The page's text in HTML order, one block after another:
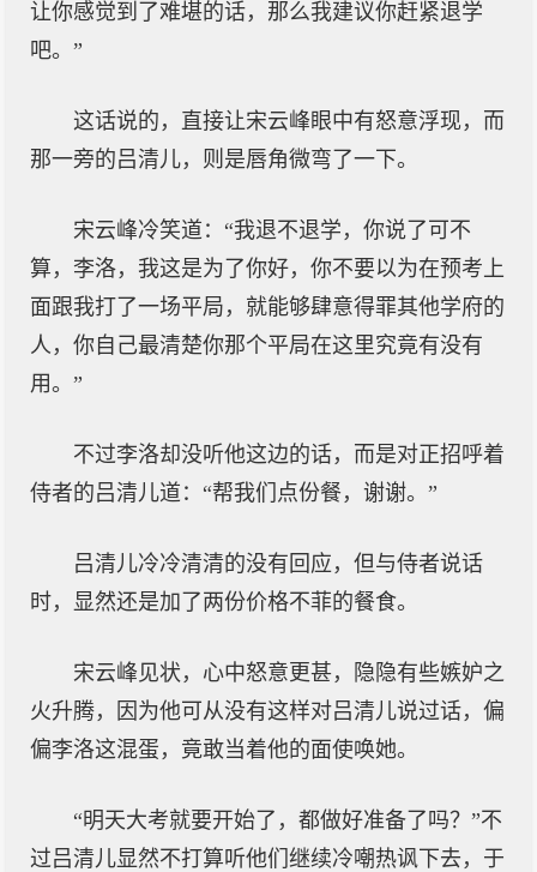
让你感觉到了难堪的话，那么我建议你赶紧退学
吧。”
这话说的，直接让宋云峰眼中有怒意浮现，而
那一旁的吕清儿，则是唇角微弯了一下。
宋云峰冷笑道：“我退不退学，你说了可不
算，李洛，我这是为了你好，你不要以为在预考上
面跟我打了一场平局，就能够肆意得罪其他学府的
人，你自己最清楚你那个平局在这里究竟有没有
用。”
不过李洛却没听他这边的话，而是对正招呼着
侍者的吕清儿道：“帮我们点份餐，谢谢。”
吕清儿冷冷清清的没有回应，但与侍者说话
时，显然还是加了两份价格不菲的餐食。
宋云峰见状，心中怒意更甚，隐隐有些嫉妒之
火升腾，因为他可从没有这样对吕清儿说过话，偏
偏李洛这混蛋，竟敢当着他的面使唤她。
“明天大考就要开始了，都做好准备了吗？”不
过吕清儿显然不打算听他们继续冷嘲热讽下去，于